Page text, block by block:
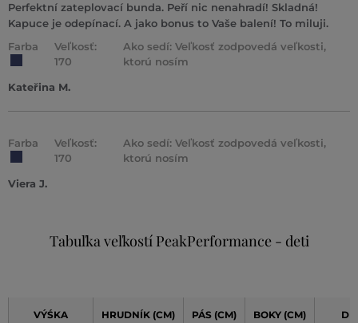
Perfektní zateplovací bunda. Peří nic nenahradí! Skladná!
Kapuce je odepínací. A jako bonus to Vaše balení! To miluji.
Farba
Veľkosť:
170
Ako sedí: Veľkosť zodpovedá veľkosti,
ktorú nosím
Kateřina M.
Farba
Veľkosť:
170
Ako sedí: Veľkosť zodpovedá veľkosti,
ktorú nosím
Viera J.
Tabuľka veľkostí PeakPerformance - deti
VÝŚKA
HRUDNÍK (CM) PÁS (CM) BOKY (CM)